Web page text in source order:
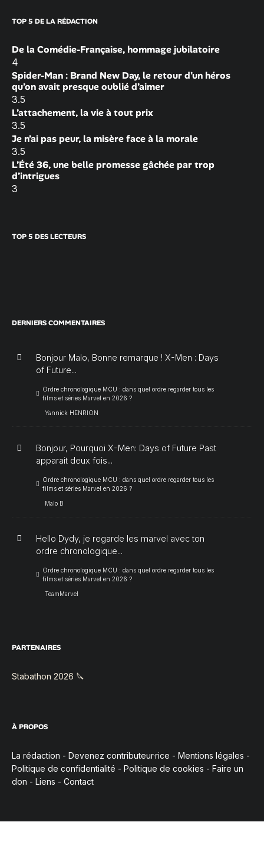
TOP 5 DE LA RÉDACTION
De la Comédie-Française, hommage jubilatoire
4
Spider-Man : Brand New Day, le retour d’un héros
qu’on avait presque oublié d’aimer
3.5
L’attachement, la vie à tout prix
3.5
Je n’ai pas peur, la misère face à la morale
3.5
L’Été 36, une belle promesse gâchée par trop
d’intrigues
3
TOP 5 DES LECTEURS
DERNIERS COMMENTAIRES
Bonjour Malo, Bonne remarque ! X-Men : Days
of Future...
Ordre chronologique MCU : dans quel ordre regarder tous les
films et séries Marvel en 2026 ?
Yannick HENRION
Bonjour, Pourquoi X-Men: Days of Future Past
apparait deux fois...
Ordre chronologique MCU : dans quel ordre regarder tous les
films et séries Marvel en 2026 ?
Malo B
Hello Dydy, je regarde les marvel avec ton
ordre chronologique...
Ordre chronologique MCU : dans quel ordre regarder tous les
films et séries Marvel en 2026 ?
TeamMarvel
PARTENAIRES
Stabathon 2026 🔪
À PROPOS
La rédaction - Devenez contributeur·rice - Mentions légales -
Politique de confidentialité - Politique de cookies - Faire un
don - Liens - Contact